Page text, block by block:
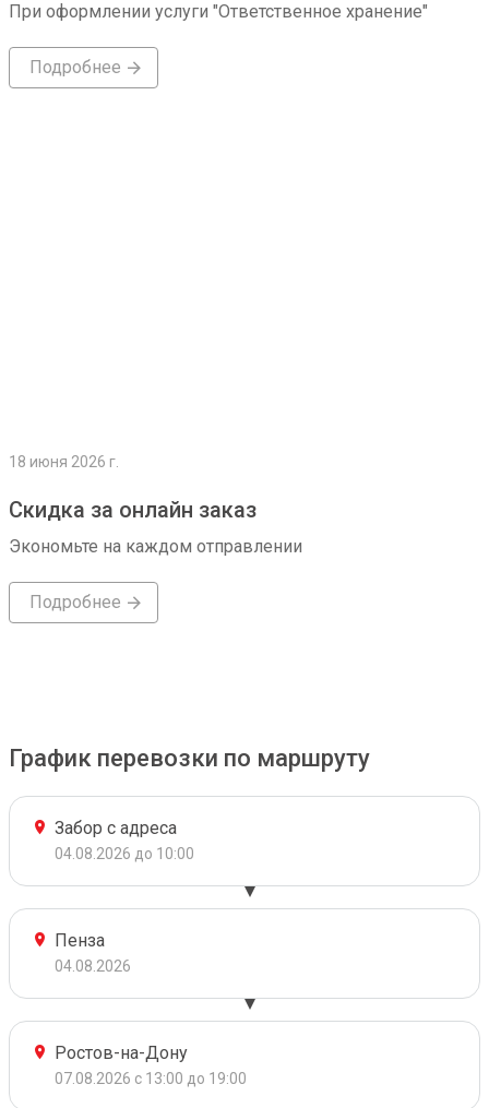
При оформлении услуги "Ответственное хранение"
Подробнее
18 июня 2026 г.
Скидка за онлайн заказ
Экономьте на каждом отправлении
Подробнее
График перевозки по маршруту
Забор с адреса
04.08.2026 до 10:00
Пенза
04.08.2026
Ростов-на-Дону
07.08.2026 с 13:00 до 19:00